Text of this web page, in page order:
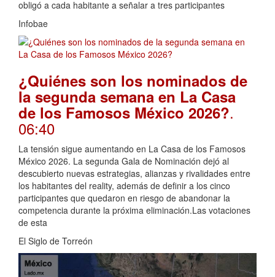
obligó a cada habitante a señalar a tres participantes
Infobae
¿Quiénes son los nominados de
la segunda semana en La Casa
de los Famosos México 2026?.
06:40
La tensión sigue aumentando en La Casa de los Famosos
México 2026. La segunda Gala de Nominación dejó al
descubierto nuevas estrategias, alianzas y rivalidades entre
los habitantes del reality, además de definir a los cinco
participantes que quedaron en riesgo de abandonar la
competencia durante la próxima eliminación.Las votaciones
de esta
El Siglo de Torreón